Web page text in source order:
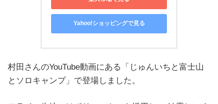
Yahoo!ショッピングで見る
村田さんのYouTube動画にある「じゅんいちと富士山
とソロキャンプ」で登場しました。